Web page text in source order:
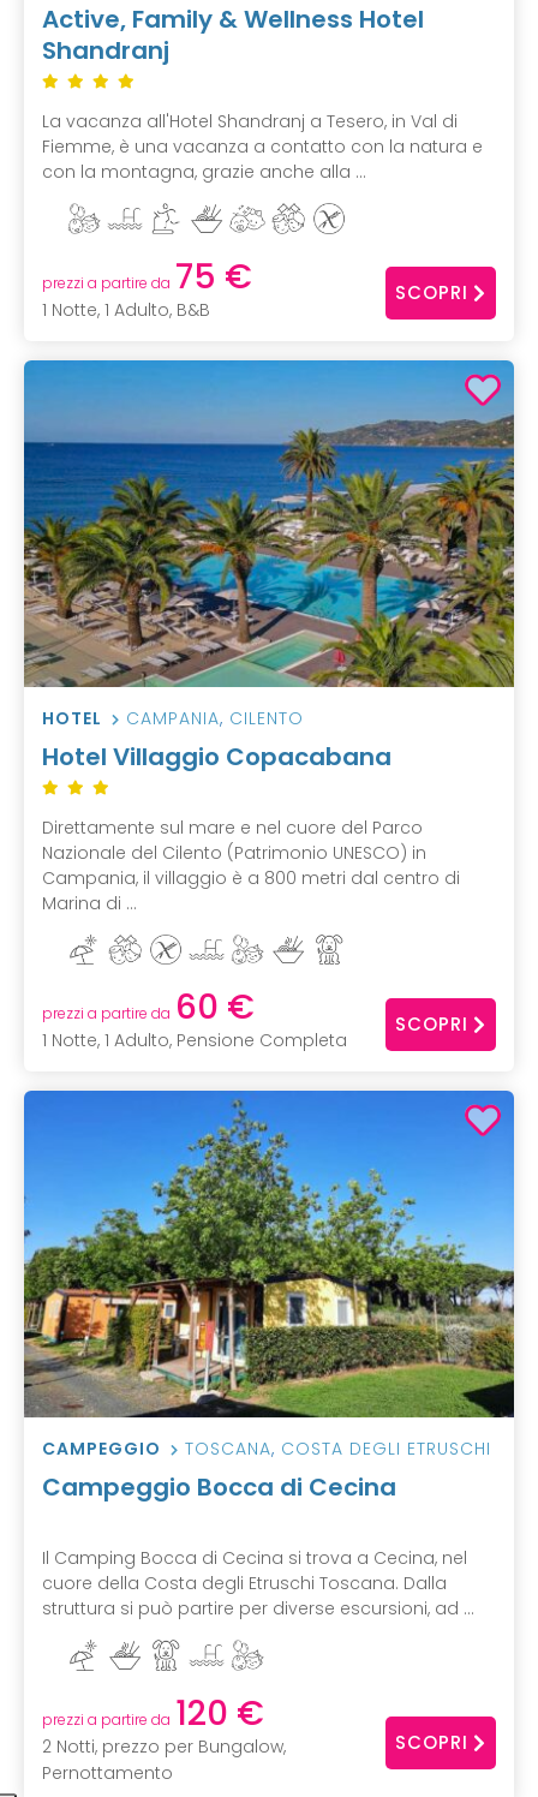
Active, Family & Wellness Hotel
Shandranj
La vacanza all'Hotel Shandranj a Tesero, in Val di
Fiemme, è una vacanza a contatto con la natura e
con la montagna, grazie anche alla ...
prezzi a partire da 75 €
1 Notte, 1 Adulto, B&B
SCOPRI
HOTEL CAMPANIA, CILENTO
Hotel Villaggio Copacabana
Direttamente sul mare e nel cuore del Parco
Nazionale del Cilento (Patrimonio UNESCO) in
Campania, il villaggio è a 800 metri dal centro di
Marina di ...
prezzi a partire da 60 €
1 Notte, 1 Adulto, Pensione Completa
SCOPRI
CAMPEGGIO TOSCANA, COSTA DEGLI ETRUSCHI
Campeggio Bocca di Cecina
Il Camping Bocca di Cecina si trova a Cecina, nel
cuore della Costa degli Etruschi Toscana. Dalla
struttura si può partire per diverse escursioni, ad ...
prezzi a partire da 120 €
2 Notti, prezzo per Bungalow,
Pernottamento
SCOPRI